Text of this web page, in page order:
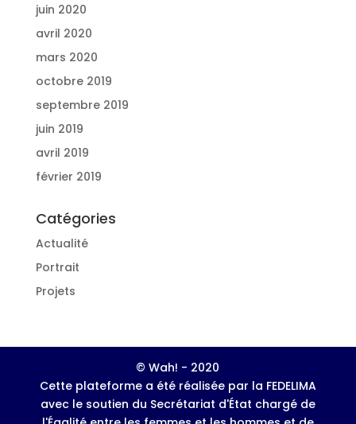
juin 2020
avril 2020
mars 2020
octobre 2019
septembre 2019
juin 2019
avril 2019
février 2019
Catégories
Actualité
Portrait
Projets
© Wah! - 2020
Cette plateforme a été réalisée par la FEDELIMA
avec le soutien du Secrétariat d'État chargé de